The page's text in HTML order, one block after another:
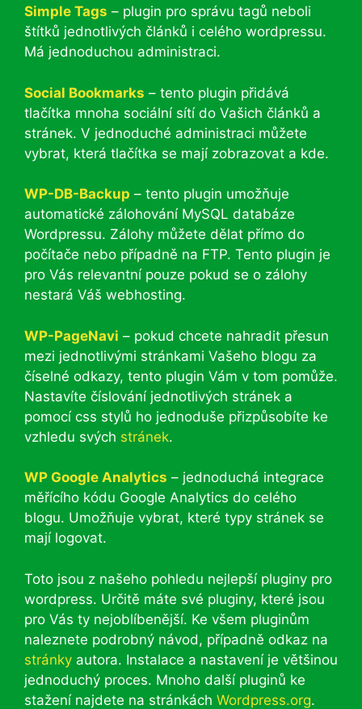
Simple Tags – plugin pro správu tagů neboli
štítků jednotlivých článků i celého wordpressu.
Má jednoduchou administraci.
Social Bookmarks – tento plugin přidává
tlačítka mnoha sociální sítí do Vašich článků a
stránek. V jednoduché administraci můžete
vybrat, která tlačítka se mají zobrazovat a kde.
WP-DB-Backup – tento plugin umožňuje
automatické zálohování MySQL databáze
Wordpressu. Zálohy můžete dělat přímo do
počítače nebo případně na FTP. Tento plugin je
pro Vás relevantní pouze pokud se o zálohy
nestará Váš webhosting.
WP-PageNavi – pokud chcete nahradit přesun
mezi jednotlivými stránkami Vašeho blogu za
číselné odkazy, tento plugin Vám v tom pomůže.
Nastavíte číslování jednotlivých stránek a
pomocí css stylů ho jednoduše přizpůsobíte ke
vzhledu svých stránek.
WP Google Analytics – jednoduchá integrace
měřícího kódu Google Analytics do celého
blogu. Umožňuje vybrat, které typy stránek se
mají logovat.
Toto jsou z našeho pohledu nejlepší pluginy pro
wordpress. Určitě máte své pluginy, které jsou
pro Vás ty nejoblíbenější. Ke všem pluginům
naleznete podrobný návod, případně odkaz na
stránky autora. Instalace a nastavení je většinou
jednoduchý proces. Mnoho další pluginů ke
stažení najdete na stránkách Wordpress.org.